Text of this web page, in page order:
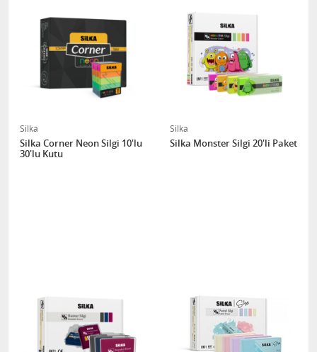
Silka
Silka Corner Neon Silgi 10'lu
30'lu Kutu
Silka
Silka Monster Silgi 20'li Paket